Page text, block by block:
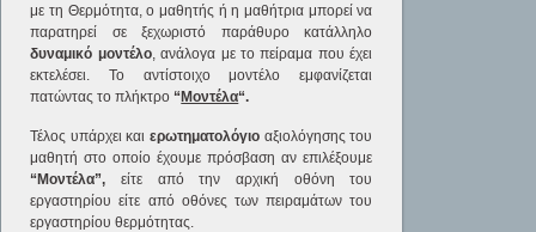
με τη Θερμότητα, ο μαθητής ή η μαθήτρια μπορεί να
παρατηρεί σε ξεχωριστό παράθυρο κατάλληλο
δυναμικό μοντέλο, ανάλογα με το πείραμα που έχει
εκτελέσει. Το αντίστοιχο μοντέλο εμφανίζεται
πατώντας το πλήκτρο “ Μοντέλα“.
Τέλος υπάρχει καιερωτηματολόγιο αξιολόγησης του
μαθητή στο οποίο έχουμε πρόσβαση αν επιλέξουμε
“Μοντέλα”, είτε από την αρχική οθόνη του
εργαστηρίου είτε από οθόνες των πειραμάτων του
εργαστηρίου θερμότητας.